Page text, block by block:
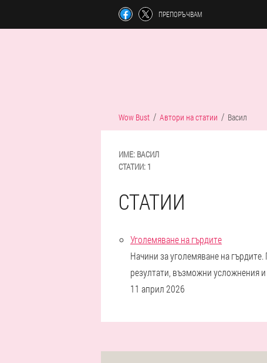
ПРЕПОРЪЧВАМ
Wow Bust Автори на статии Васил
ИМЕ: ВАСИЛ
СТАТИИ: 1
СТАТИИ
Уголемяване на гърдите
Начини за уголемяване на
резултати, възможни усложнения
11 април 2026